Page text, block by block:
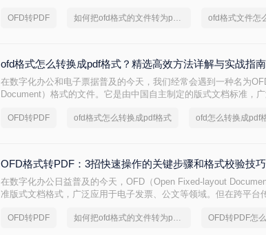
PDF的方法，帮助您轻松应对各种需求。
OFD转PDF 如何把ofd格式的文件转为pdf格式 ofd格式文件怎
ofd格式怎么转换成pdf格式？精选高效方法详解与实战指南
在数字化办公和电子票据普及的今天，我们经常会遇到一种名为
Document）格式的文件。它是由中国自主制定的版式文档标准，
Reader或其他国际通用PDF阅读器的同事、客户或机构分享文件时
OFD转PDF ofd格式怎么转换成pdf格式 ofd怎么转换成pdf
OFD格式转PDF：3招快速操作的关键步骤和格式校验技巧
在数字化办公日益普及的今天，OFD（Open Fixed-layout
准版式文档格式，广泛应用于电子发票、公文等领域。但在跨平台
专业转换方案，助您轻松解决排版错乱、无法打开等痛点。
OFD转PDF 如何把ofd格式的文件转为pdf格式 OFD转PDF怎